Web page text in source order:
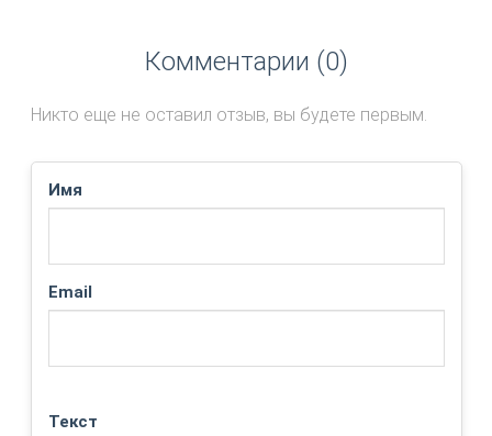
Комментарии (0)
Никто еще не оставил отзыв, вы будете первым.
Имя
Email
Текст